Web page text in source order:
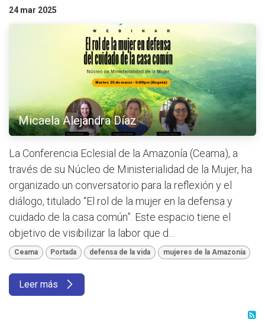
24 mar 2025
Micaela Alejandra Díaz
La Conferencia Eclesial de la Amazonía (Ceama), a
través de su Núcleo de Ministerialidad de la Mujer, ha
organizado un conversatorio para la reflexión y el
diálogo, titulado “El rol de la mujer en la defensa y
cuidado de la casa común”. Este espacio tiene el
objetivo de visibilizar la labor que d...
Ceama Portada defensa de la vida mujeres de la Amazonía
Leer más